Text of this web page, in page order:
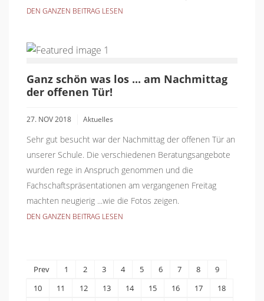
DEN GANZEN BEITRAG LESEN
Ganz schön was los ... am Nachmittag
der offenen Tür!
27. NOV 2018 Aktuelles
Sehr gut besucht war der Nachmittag der offenen Tür an
unserer Schule. Die verschiedenen Beratungsangebote
wurden rege in Anspruch genommen und die
Fachschaftspräsentationen am vergangenen Freitag
machten neugierig ...wie die Fotos zeigen.
DEN GANZEN BEITRAG LESEN
Prev 1 2 3 4 5 6 7 8
9
10
11 12 13 14 15 16 17
18